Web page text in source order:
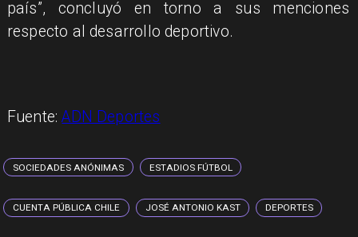
país”, concluyó en torno a sus menciones
respecto al desarrollo deportivo.
Fuente:ADN Deportes
SOCIEDADES ANÓNIMAS ESTADIOS FÚTBOL
CUENTA PÚBLICA CHILE JOSÉ ANTONIO KAST DEPORTES